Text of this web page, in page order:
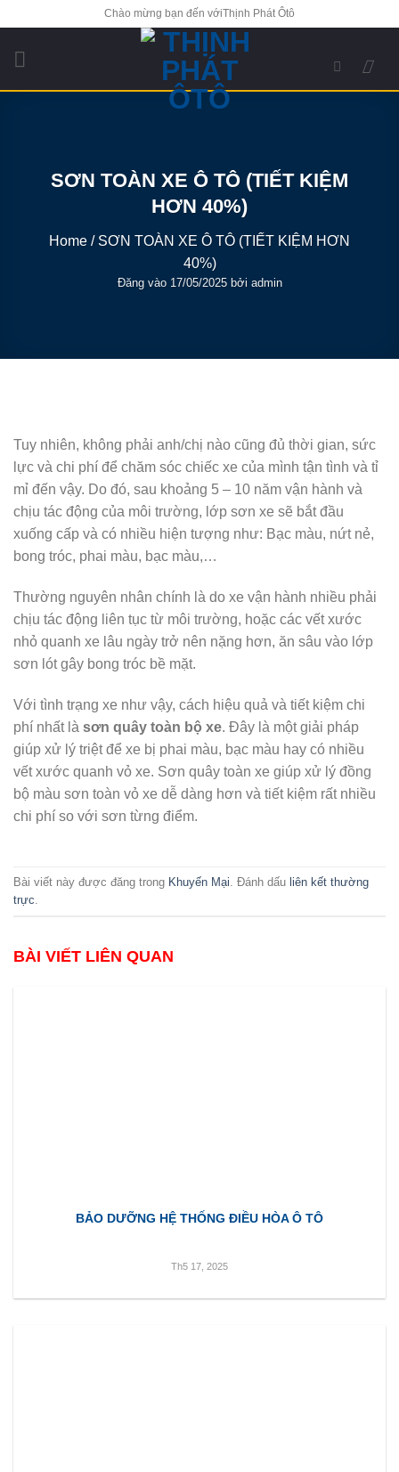
qua
nội
Chào mừng bạn đến vớiThịnh Phát Ôtô
SƠN TOÀN XE Ô TÔ (TIẾT KIỆM
HƠN 40%)
Home / SƠN TOÀN XE Ô TÔ (TIẾT KIỆM HƠN
40%)
Đăng vào 17/05/2025 bởi admin
Tuy nhiên, không phải anh/chị nào cũng đủ thời gian, sức
lực và chi phí để chăm sóc chiếc xe của mình tận tình và tỉ
mỉ đến vậy. Do đó, sau khoảng 5 – 10 năm vận hành và
chịu tác động của môi trường, lớp sơn xe sẽ bắt đầu
xuống cấp và có nhiều hiện tượng như: Bạc màu, nứt nẻ,
bong tróc, phai màu, bạc màu,…
Thường nguyên nhân chính là do xe vận hành nhiều phải
chịu tác động liên tục từ môi trường, hoặc các vết xước
nhỏ quanh xe lâu ngày trở nên nặng hơn, ăn sâu vào lớp
sơn lót gây bong tróc bề mặt.
Với tình trạng xe như vậy, cách hiệu quả và tiết kiệm chi
phí nhất là sơn quây toàn bộ xe. Đây là một giải pháp
giúp xử lý triệt để xe bị phai màu, bạc màu hay có nhiều
vết xước quanh vỏ xe. Sơn quây toàn xe giúp xử lý đồng
bộ màu sơn toàn vỏ xe dễ dàng hơn và tiết kiệm rất nhiều
chi phí so với sơn từng điểm.
Bài viết này được đăng trong Khuyến Mại . Đánh dấu liên kết thường
trực
BÀI VIẾT LIÊN QUAN
BẢO DƯỠNG HỆ THỐNG ĐIỀU HÒA Ô TÔ
Th5 17, 2025